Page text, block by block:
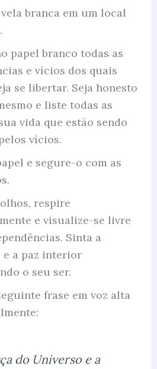
branca em um local
papel branco todas as
e vícios dos quais
se libertar. Seja honesto
e liste todas as
vida que estão sendo
vícios.
e segure-o com as
respire
e visualize-se livre
Sinta a
e a paz interior
o seu ser.
frase em voz alta
do Universo e a